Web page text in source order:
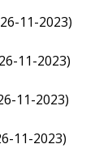
11-2023)
11-2023)
11-2023)
11-2023)